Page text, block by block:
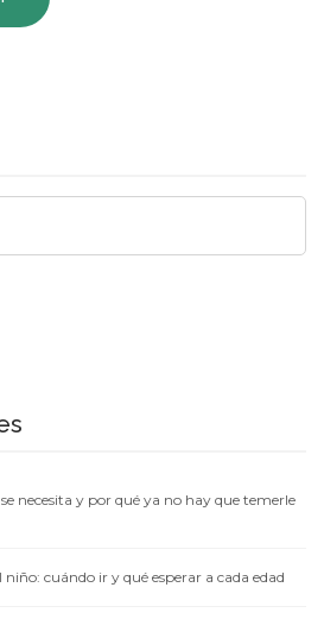
necesita y por qué ya no hay que temerle
cuándo ir y qué esperar a cada edad